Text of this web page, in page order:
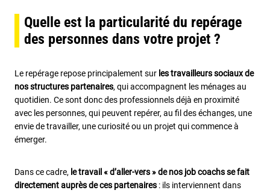
Quelle est la particularité du repérage
des personnes dans votre projet ?
Le repérage repose principalement sur les travailleurs sociaux de
nos structures partenaires, qui accompagnent les ménages au
quotidien. Ce sont donc des professionnels déjà en proximité
avec les personnes, qui peuvent repérer, au fil des échanges, une
envie de travailler, une curiosité ou un projet qui commence à
émerger.
Dans ce cadre, le travail « d’aller-vers » de nos job coachs se fait
directement auprès de ces partenaires : ils interviennent dans